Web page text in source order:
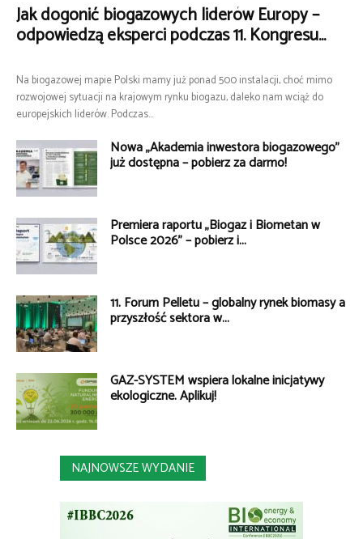
Jak dogonić biogazowych liderów Europy –
odpowiedzą eksperci podczas 11. Kongresu...
Na biogazowej mapie Polski mamy już ponad 500 instalacji, choć mimo
rozwojowej sytuacji na krajowym rynku biogazu, daleko nam wciąż do
europejskich liderów. Podczas...
Nowa „Akademia inwestora biogazowego”
już dostępna – pobierz za darmo!
Premiera raportu „Biogaz i Biometan w
Polsce 2026” – pobierz i...
11. Forum Pelletu – globalny rynek biomasy a
przyszłość sektora w...
GAZ-SYSTEM wspiera lokalne inicjatywy
ekologiczne. Aplikuj!
NAJNOWSZE WYDANIE